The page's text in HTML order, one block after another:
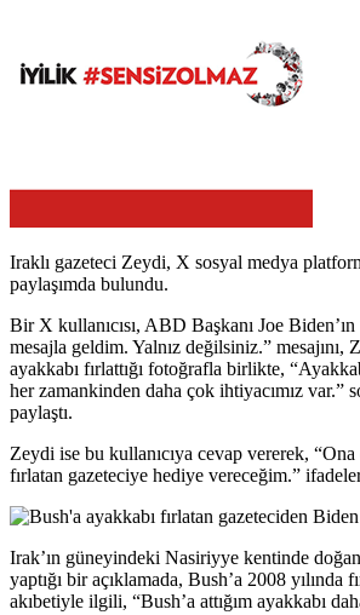
Iraklı gazeteci Zeydi, X sosyal medya
paylaşımda bulundu.
Bir X kullanıcısı, ABD Başkanı Joe
mesajla geldim. Yalnız değilsiniz.” mesajını,
ayakkabı fırlattığı fotoğrafla birlikte,
her zamankinden daha çok ihtiyacımız var.”
paylaştı.
Zeydi ise bu kullanıcıya cevap vererek,
fırlatan gazeteciye hediye vereceğim.”
Irak’ın güneyindeki Nasiriyye kentinde
yaptığı bir açıklamada, Bush’a 2008 yılında
akıbetiyle ilgili, “Bush’a attığım ayakkabı